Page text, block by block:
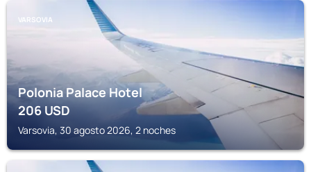
VARSOVIA
Polonia Palace Hotel
206USD
Varsovia, 30 agosto 2026, 2 noches